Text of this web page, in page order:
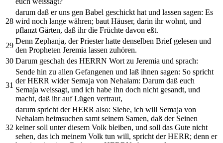
28
darum daß er uns gen Babel geschickt hat und lassen sagen: Es
wird noch lange währen; baut Häuser, darin ihr wohnt, und
pflanzt Gärten, daß ihr die Früchte davon eßt.
29
Denn Zephanja, der Priester hatte denselben Brief gelesen und
den Propheten Jeremia lassen zuhören.
30 Darum geschah des HERRN Wort zu Jeremia und sprach:
31
Sende hin zu allen Gefangenen und laß ihnen sagen: So spricht
der HERR wider Semaja von Nehalam: Darum daß euch
Semaja weissagt, und ich habe ihn doch nicht gesandt, und
macht, daß ihr auf Lügen vertraut,
32
darum spricht der HERR also: Siehe, ich will Semaja von
Nehalam heimsuchen samt seinem Samen, daß der Seinen
keiner soll unter diesem Volk bleiben, und soll das Gute nicht
sehen, das ich meinem Volk tun will, spricht der HERR; denn er